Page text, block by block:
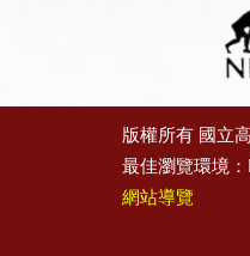
版權所有 國立
最佳瀏覽環境
網站導覽